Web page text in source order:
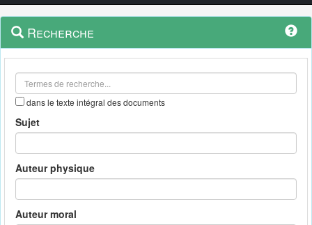
Navigation
outils
Menu
contextuel
Recherche
dans le texte intégral des documents
Sujet
Auteur physique
Auteur moral